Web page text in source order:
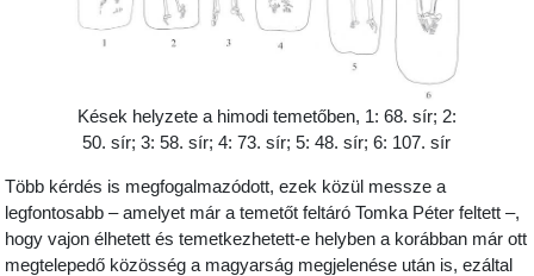
Kések helyzete a himodi temetőben, 1: 68. sír; 2:
50. sír; 3: 58. sír; 4: 73. sír; 5: 48. sír; 6: 107. sír
Több kérdés is megfogalmazódott, ezek közül messze a
legfontosabb – amelyet már a temetőt feltáró Tomka Péter feltett –,
hogy vajon élhetett és temetkezhetett-e helyben a korábban már ott
megtelepedő közösség a magyarság megjelenése után is, ezáltal